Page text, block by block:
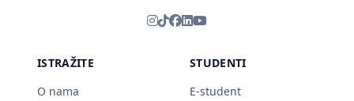
ISTRAŽITE
O nama
STUDENTI
E-student